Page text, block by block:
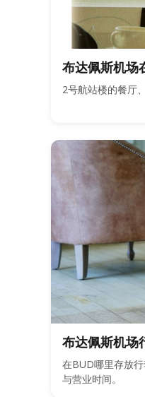
布达佩斯机场
2号航站楼的餐厅
布达佩斯机场
在BUD哪里存放
与营业时间。